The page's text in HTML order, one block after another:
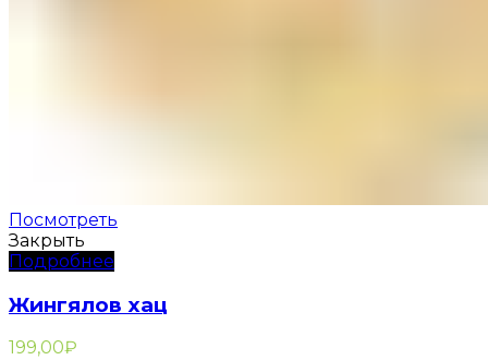
Посмотреть
Закрыть
Подробнее
Жингялов хац
199,00₽